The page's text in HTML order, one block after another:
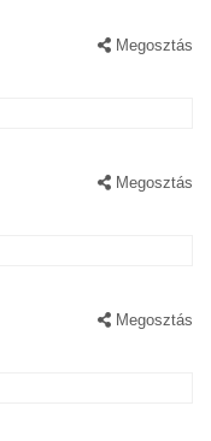
Megosztás
Megosztás
Megosztás